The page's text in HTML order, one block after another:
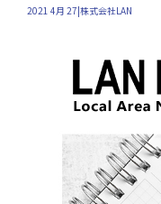
2021 4月 27|株式会社LAN